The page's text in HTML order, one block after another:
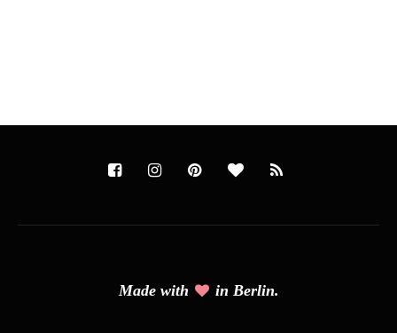
Made with in Berlin.